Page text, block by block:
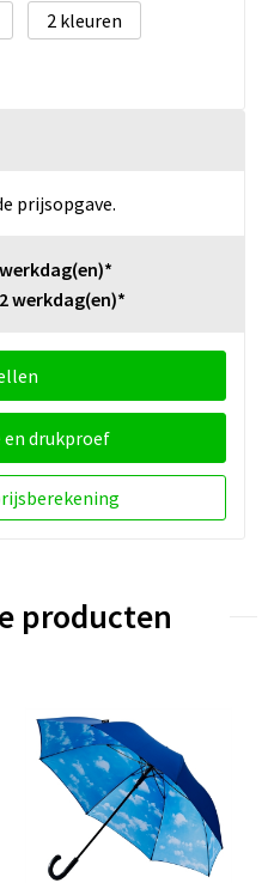
2
prijsopgave.
2 werkdag(en)*
drukproef
producten